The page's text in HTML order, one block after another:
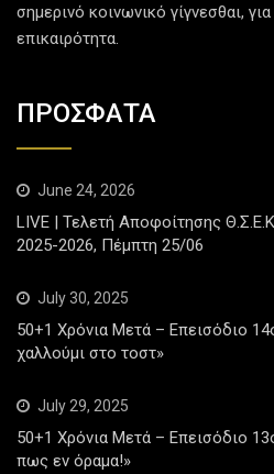
σημερινό κοινωνικό γίγνεσθαι,
επικαιρότητα.
ΠΡΟΣΦΑΤΑ
June 24, 2026
LIVE | Τελετή Αποφοίτησης
2025-2026, Πέμπτη 25/06
July 30, 2025
50+1 Χρόνια Μετά – Επεισόδιο
χαλλούμι στο τοστ»
July 29, 2025
50+1 Χρόνια Μετά – Επεισόδιο
πως εν όραμα!»